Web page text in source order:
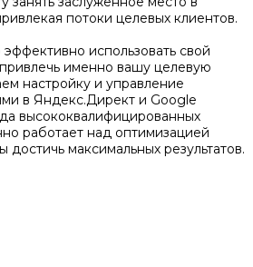
потоки целевых клиентов.
использовать свой
именно вашу целевую
настройку и управление
в Яндекс.Директ и Google
высококвалифицированных
работает над оптимизацией
максимальных результатов.